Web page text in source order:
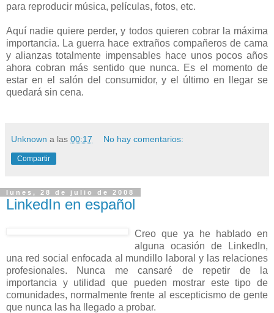
para reproducir música, películas, fotos, etc.
Aquí nadie quiere perder, y todos quieren cobrar la máxima
importancia. La guerra hace extraños compañeros de cama
y alianzas totalmente impensables hace unos pocos años
ahora cobran más sentido que nunca. Es el momento de
estar en el salón del consumidor, y el último en llegar se
quedará sin cena.
Unknown a las 00:17 No hay comentarios:
Compartir
lunes, 28 de julio de 2008
LinkedIn en español
Creo que ya he hablado en
alguna ocasión de LinkedIn,
una red social enfocada al mundillo laboral y las relaciones
profesionales. Nunca me cansaré de repetir de la
importancia y utilidad que pueden mostrar este tipo de
comunidades, normalmente frente al escepticismo de gente
que nunca las ha llegado a probar.